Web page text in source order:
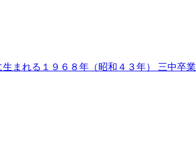
まれる１９６８年（昭和４３年） 三中卒業